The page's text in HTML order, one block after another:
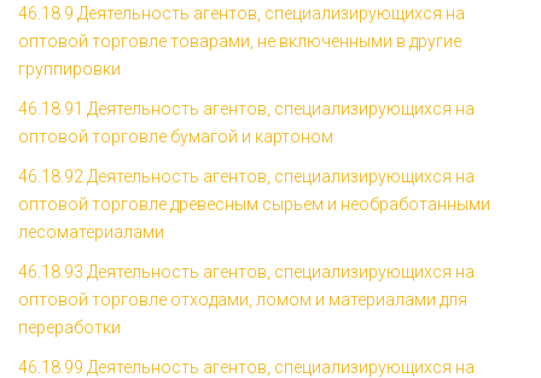
46.18.9 Деятельность агентов, специализирующихся на
оптовой торговле товарами, не включенными в другие
группировки
46.18.91 Деятельность агентов, специализирующихся на
оптовой торговле бумагой и картоном
46.18.92 Деятельность агентов, специализирующихся на
оптовой торговле древесным сырьем и необработанными
лесоматериалами
46.18.93 Деятельность агентов, специализирующихся на
оптовой торговле отходами, ломом и материалами для
переработки
46.18.99 Деятельность агентов, специализирующихся на